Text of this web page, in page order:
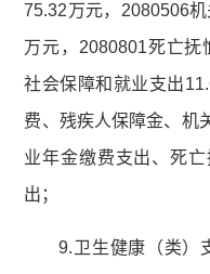
75.32万元，2080506
万元，2080801死亡抚
社会保障和就业支出
费、残疾人保障金、机
业年金缴费支出、死
出；
9.卫生健康（类）